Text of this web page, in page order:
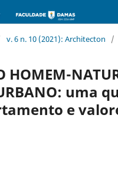
v. 6 n. 10 (2021): Architecton /
HOMEM-
uma
e